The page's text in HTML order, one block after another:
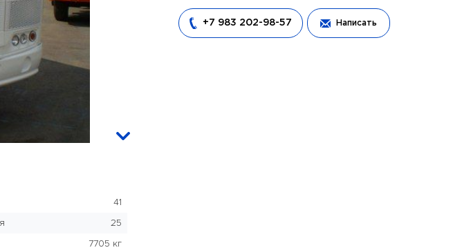
41
25
7705 кг
+7 983 202-98-57 Написать